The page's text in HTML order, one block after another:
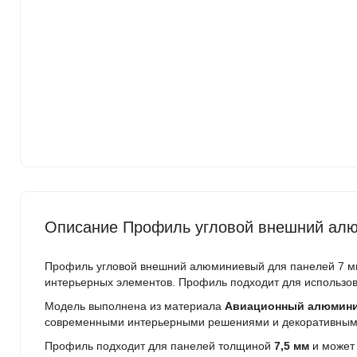
Описание Профиль угловой внешний
Профиль угловой внешний алюминиевый для панелей 7
интерьерных элементов. Профиль подходит для
Модель выполнена из материала Авиационный
современными интерьерными решениями и
Профиль подходит для панелей толщиной 7,5 мм и может